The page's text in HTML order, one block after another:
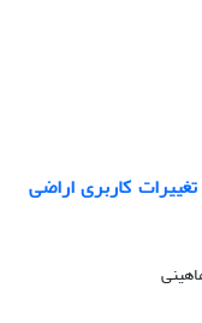
کاربری اراضی